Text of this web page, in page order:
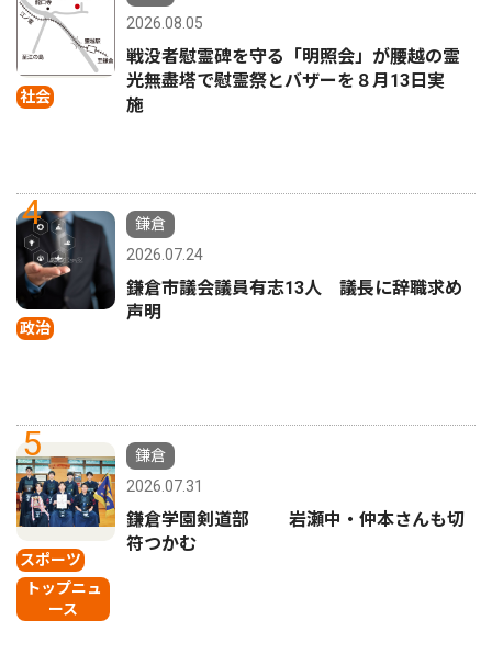
社会
2026.08.05
戦没者慰霊碑を守る「明照会」が腰越の霊
光無盡塔で慰霊祭とバザーを８月13日実
施
4
政治
鎌倉
2026.07.24
鎌倉市議会議員有志13人 議長に辞職求め
声明
5
スポーツ
トップニュ
ース
鎌倉
2026.07.31
鎌倉学園剣道部 岩瀬中・仲本さんも切
符つかむ